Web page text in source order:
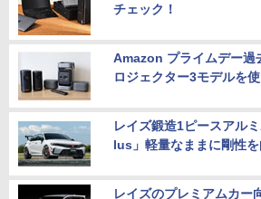
チェック！
Amazon プライムデー
ロジェクター3モデルを
レイズ鍛造1ピースアル
lus」軽量なままに剛性を
レイズのプレミアムカー